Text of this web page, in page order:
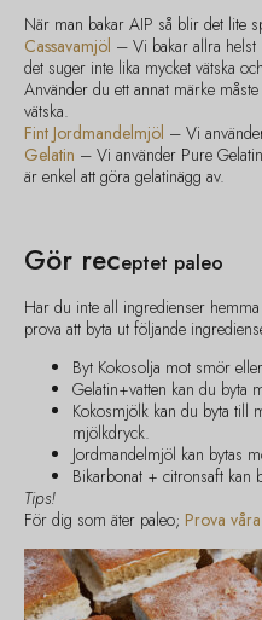
När man bakar AIP så blir det lite
Cassavamjöl – Vi bakar allra helst
det suger inte lika mycket vätska
Använder du ett annat märke
vätska.
Fint Jordmandelmjöl – Vi
Gelatin – Vi använder Pure
är enkel att göra gelatinägg av.
Gör receptet paleo
Har du inte all ingredienser
prova att byta ut följande
Byt Kokosolja mot smör
Gelatin+vatten kan du byta
Kokosmjölk kan du byta till
mjölkdryck.
Jordmandelmjöl kan bytas
Bikarbonat + citronsaft kan
Tips!
För dig som äter paleo; Prova